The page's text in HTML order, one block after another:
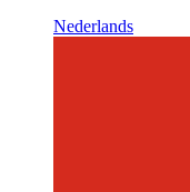
Nederlands